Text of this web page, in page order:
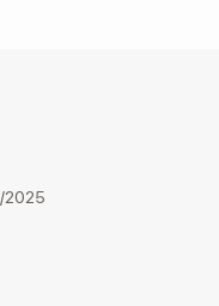
2025